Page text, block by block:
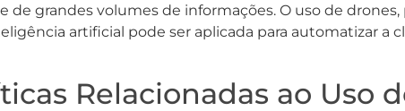
de grandes volumes de informações. O uso de
artificial pode ser aplicada para automatizar a
Relacionadas ao Uso